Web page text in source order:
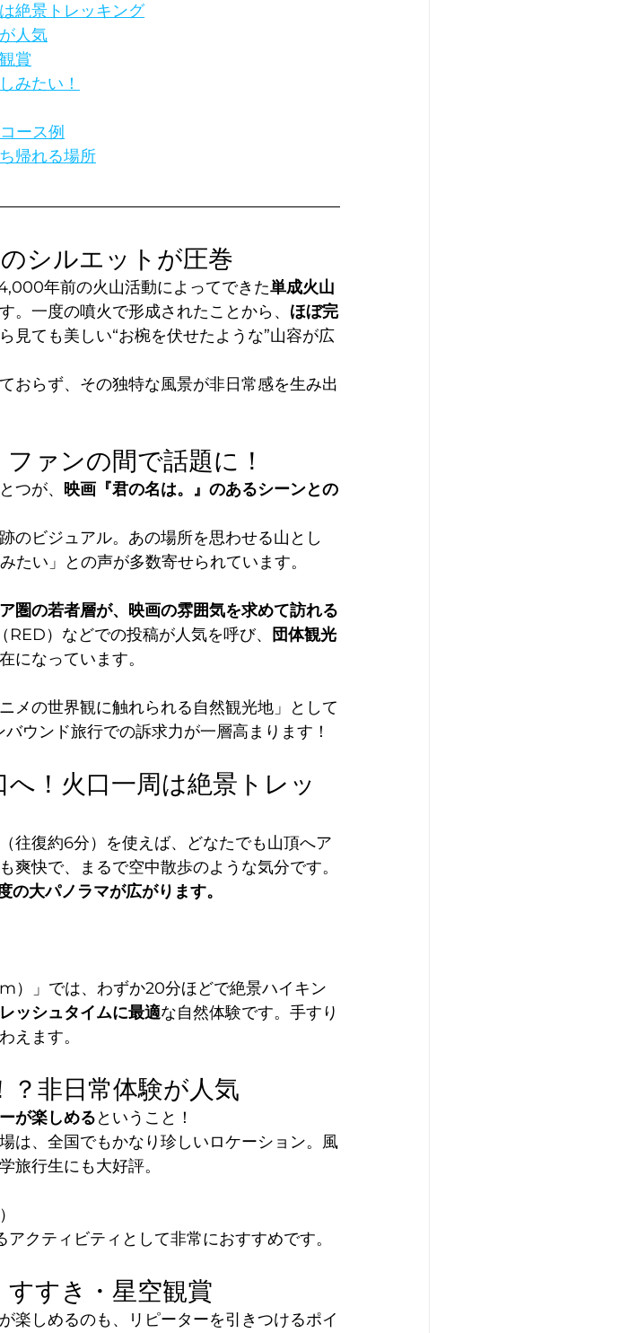
絶景トレッキング
人気
賞
みたい！
ース例
帰れる場所
シルエットが圧巻
年前の火山活動によってできた単成火山
。一度の噴火で形成されたことから、 ほぼ完
見ても美しい“お椀を伏せたような”山容が広
おらず、その独特な風景が非日常感を生み出
ァンの間で話題に！
つが、 映画『君の名は。』のあるシーンとの
のビジュアル。あの場所を思わせる山とし
たい」との声が多数寄せられています。
圏の若者層が、映画の雰囲気を求めて訪れる
）などでの投稿が人気を呼び、
団体観光
になっています。
ニメの世界観に触れられる自然観光地」として
ウンド旅行での訴求力が一層高まります！
！火口一周は絶景トレッ
往復約6分）を使えば、どなたでも山頂へア
爽快で、まるで空中散歩のような気分です。
の大パノラマが広がります。
）」では、わずか20分ほどで絶景ハイキン
ッシュタイムに最適な自然体験です。手すり
えます。
非日常体験が人気
が楽しめるということ！
は、全国でもかなり珍しいロケーション。風
旅行生にも大好評。
クティビティとして非常におすすめです。
すき・星空観賞
楽しめるのも、リピーターを引きつけるポイ